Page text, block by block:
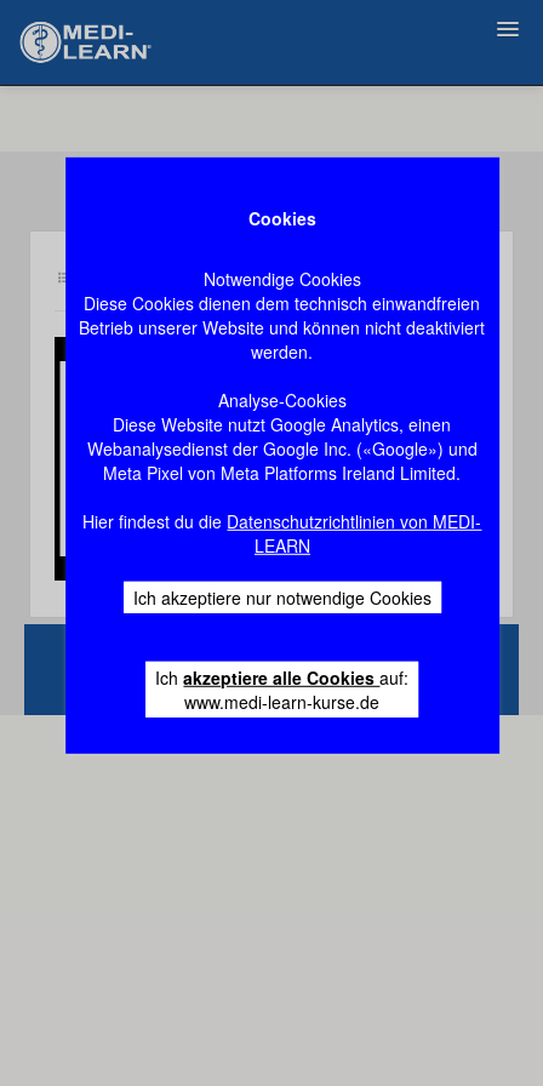
Cookies
Notwendige Cookies
Diese Cookies dienen dem technisch einwandfreien
Betrieb unserer Website und können nicht deaktiviert
werden.
Analyse-Cookies
Diese Website nutzt Google Analytics, einen
Webanalysedienst der Google Inc. («Google») und
Meta Pixel von Meta Platforms Ireland Limited.
Hier findest du die Datenschutzrichtlinien von MEDI-
LEARN
Ich akzeptiere nur notwendige Cookies
Ichakzeptiere alle Cookiesauf:
www.medi-learn-kurse.de
Demozugang, das Video stoppt nach 60 Sekunden
Video
Zurück
Vertrag
widerrufen